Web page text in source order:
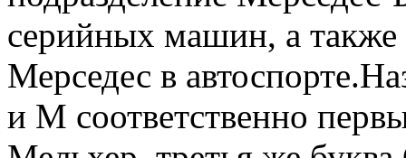
серийных машин, а также
Мерседес в
и M соответственно